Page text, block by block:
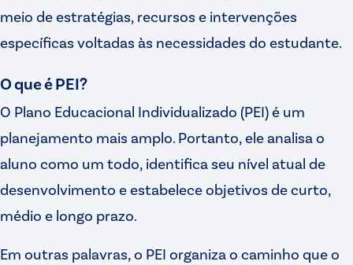
meio de estratégias, recursos e intervenções
específicas voltadas às necessidades do estudante.
O que é PEI?
O Plano Educacional Individualizado (PEI) é um
planejamento mais amplo. Portanto, ele analisa o
aluno como um todo, identifica seu nível atual de
desenvolvimento e estabelece objetivos de curto,
médio e longo prazo.
Em outras palavras, o PEI organiza o caminho que o